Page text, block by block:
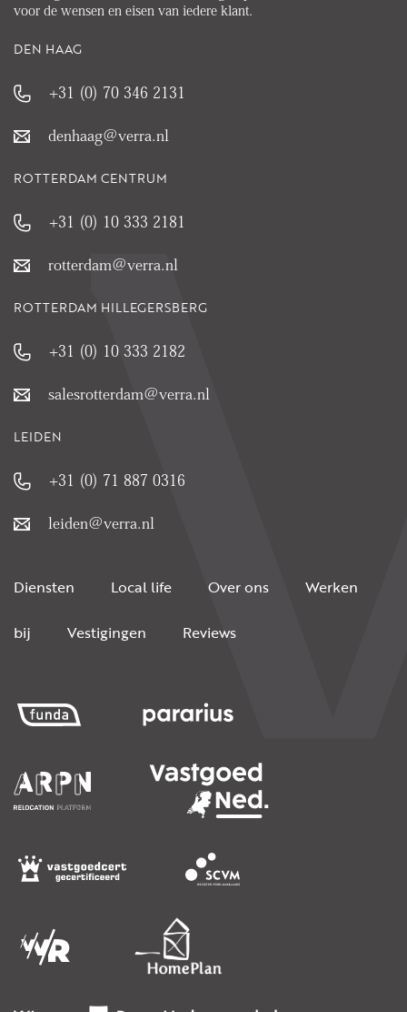
voor de wensen en eisen van iedere klant.
DEN HAAG
+31 (0) 70 346 2131
denhaag@verra.nl
ROTTERDAM CENTRUM
+31 (0) 10 333 2181
rotterdam@verra.nl
ROTTERDAM HILLEGERSBERG
+31 (0) 10 333 2182
salesrotterdam@verra.nl
LEIDEN
+31 (0) 71 887 0316
leiden@verra.nl
Diensten Local life Over ons Werken
bij Vestigingen Reviews